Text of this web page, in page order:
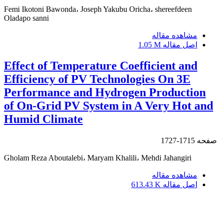
Femi Ikotoni Bawonda، Joseph Yakubu Oricha، shereefdeen
Oladapo sanni
مشاهده مقاله
اصل مقاله 1.05 M
Effect of Temperature Coefficient and
Efficiency of PV Technologies On 3E
Performance and Hydrogen Production
of On-Grid PV System in A Very Hot and
Humid Climate
صفحه 1715-1727
Gholam Reza Aboutalebi، Maryam Khalili، Mehdi Jahangiri
مشاهده مقاله
اصل مقاله 613.43 K